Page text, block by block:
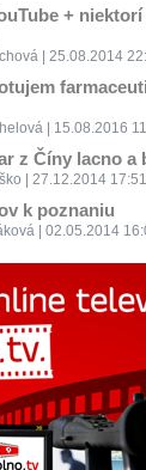
+
| 25.08.2014
| 15.08.2016
z Číny lacno a
| 27.12.2014 17:51
k poznaniu
| 02.05.2014